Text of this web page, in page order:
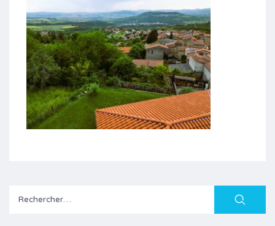
Rechercher :